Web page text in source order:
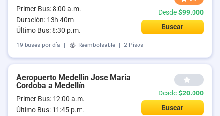
Primer Bus: 8:00 a.m.
Duración: 13h 40m
Último Bus: 8:30 p.m.
Desde$99.000
Buscar
19 buses por día Reembolsable 2 Pisos
Aeropuerto Medellin Jose Maria
Cordoba a Medellín
Primer Bus: 12:00 a.m.
Último Bus: 11:45 p.m.
--
Desde$20.000
Buscar